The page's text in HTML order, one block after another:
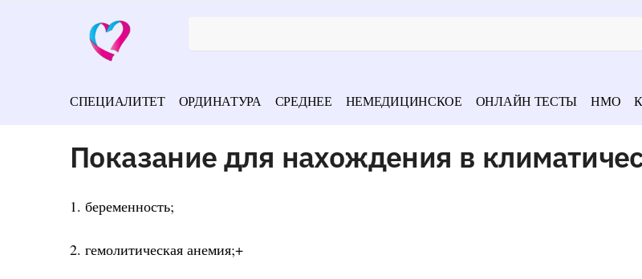
СПЕЦИАЛИТЕТ ОРДИНАТУРА СРЕДНЕЕ НЕМЕДИЦИНСКОЕ ОНЛАЙН ТЕСТЫ НМО
Показание для нахождения в
1. беременность;
2. гемолитическая анемия;+